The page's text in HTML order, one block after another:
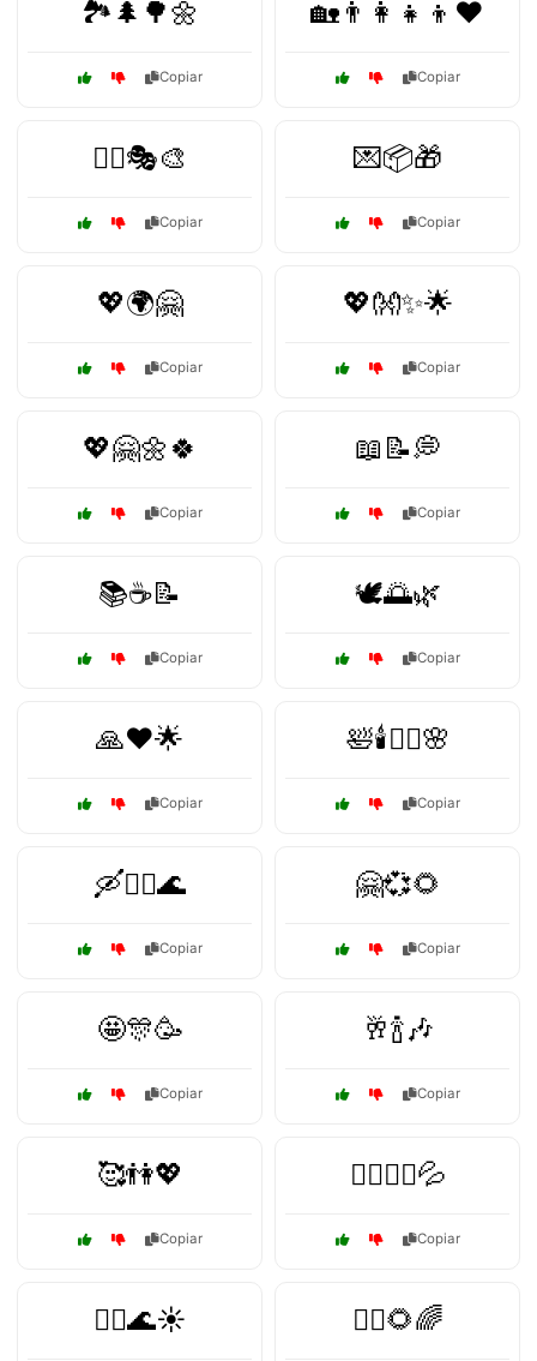
🏞️🌲🌳🌼
Copiar
🏡👨‍👩‍👧‍👦❤️
Copiar
👯‍♂️🎭🎨
Copiar
💌📦🎁
Copiar
💖🌍🤗
Copiar
💖👐✨🌟
Copiar
💖🤗🌼🍀
Copiar
📖📝💭
Copiar
📚☕📝
Copiar
🕊️🌅🌿
Copiar
🙏❤️🌟
Copiar
🛀🕯️💆‍♂️🌸
Copiar
🛶🏊‍♀️🌊
Copiar
🤗💞🌻
Copiar
🤩🎊🥳
Copiar
🥂🍾🎶
Copiar
🥰👫💖
Copiar
🧖‍♂️🧖‍♀️💦
Copiar
🧘‍♀️🌊☀️ 🧘‍♀️🌻🌈